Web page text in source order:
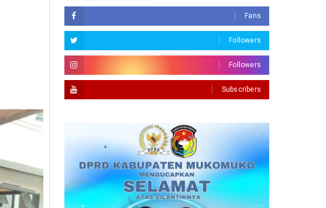
Fans
Followers
Followers
Subscribers